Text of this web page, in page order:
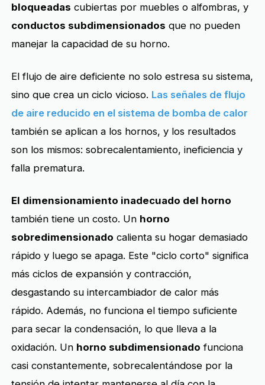
bloqueadas cubiertas por muebles o alfombras, y
conductos subdimensionados que no pueden
manejar la capacidad de su horno.
El flujo de aire deficiente no solo estresa su sistema,
sino que crea un ciclo vicioso. Las señales de flujo
de aire reducido en el sistema de bomba de calor
también se aplican a los hornos, y los resultados
son los mismos: sobrecalentamiento, ineficiencia y
falla prematura.
El dimensionamiento inadecuado del horno
también tiene un costo. Un horno
sobredimensionado calienta su hogar demasiado
rápido y luego se apaga. Este "ciclo corto" significa
más ciclos de expansión y contracción,
desgastando su intercambiador de calor más
rápido. Además, no funciona el tiempo suficiente
para secar la condensación, lo que lleva a la
oxidación. Un horno subdimensionado funciona
casi constantemente, sobrecalentándose por la